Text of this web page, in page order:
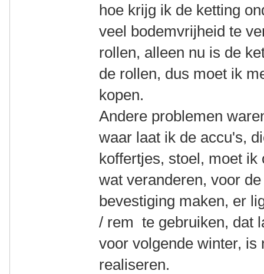
hoe krijg ik de ketting
veel bodemvrijheid te
rollen, alleen nu is de
de rollen, dus moet ik
kopen.
Andere problemen
waar laat ik de accu's,
koffertjes, stoel, moet
wat veranderen, voor
bevestiging maken, er
/ rem te gebruiken, dat
voor volgende winter, is
realiseren.